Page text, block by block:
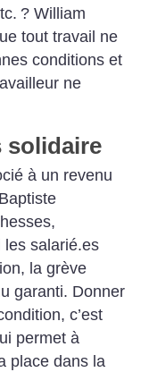
? William
tout travail ne
conditions et
ne
solidaire
à un revenu
les salarié.es
la grève
garanti. Donner
c’est
permet à
place dans la